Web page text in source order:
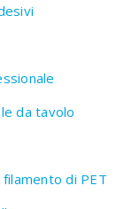
da tavolo
di PET